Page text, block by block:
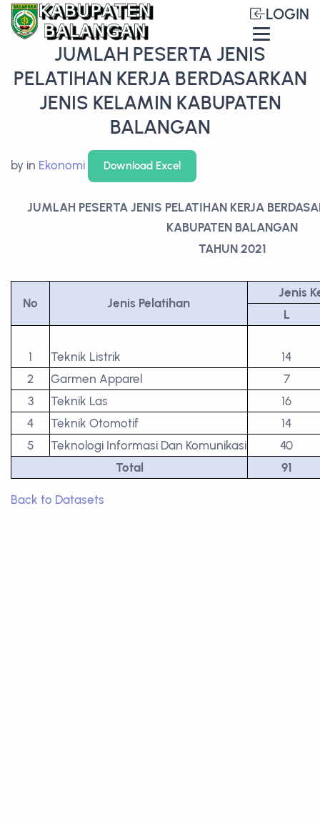
LOGIN
JUMLAH PESERTA JENIS
PELATIHAN KERJA BERDASARKAN
JENIS KELAMIN KABUPATEN
BALANGAN
by in Ekonomi Download Excel
JUMLAH PESERTA JENIS PELATIHAN KERJA
KABUPATEN BALANGAN
TAHUN 2021
No Jenis Pelatihan
Jenis
L
1 Teknik Listrik
14
2
Garmen Apparel
7
3
Teknik Las
16
4
Teknik Otomotif
14
5
Teknologi Informasi Dan Komunikasi
40
Total
91
Back to Datasets